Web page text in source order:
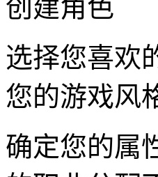
创建角色
选择您喜欢
您的游戏风
确定您的属